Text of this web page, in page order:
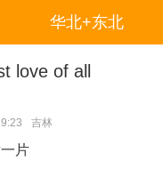
华北+东北
love of all
吉林
片